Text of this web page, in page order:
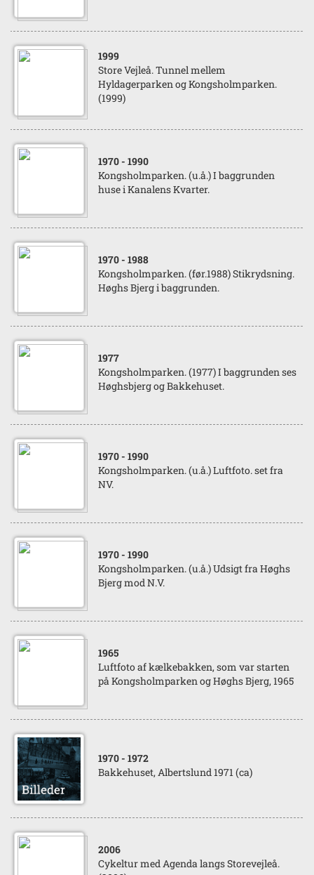
1999
Store Vejleå. Tunnel mellem
Hyldagerparken og Kongsholmparken.
(1999)
1970 - 1990
Kongsholmparken. (u.å.) I baggrunden
huse i Kanalens Kvarter.
1970 - 1988
Kongsholmparken. (før.1988) Stikrydsning.
Høghs Bjerg i baggrunden.
1977
Kongsholmparken. (1977) I baggrunden ses
Høghsbjerg og Bakkehuset.
1970 - 1990
Kongsholmparken. (u.å.) Luftfoto. set fra
NV.
1970 - 1990
Kongsholmparken. (u.å.) Udsigt fra Høghs
Bjerg mod N.V.
1965
Luftfoto af kælkebakken, som var starten
på Kongsholmparken og Høghs Bjerg, 1965
1970 - 1972
Bakkehuset, Albertslund 1971 (ca)
2006
Cykeltur med Agenda langs Storevejleå.